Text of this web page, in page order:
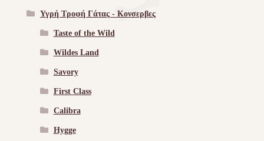
Υγρή Τροφή Γάτας - Kονσερβες
Taste of the Wild
Wildes Land
Savory
First Class
Calibra
Hygge